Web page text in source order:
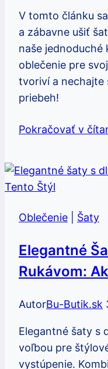
V tomto článku
a zábavne ušiť
naše
oblečenie pre
tvoriví a nechajte
priebeh!
Pokračovať v
Oblečenie Šaty
Elegantné
Rukávom:
AutorBu-Butik.sk
Elegantné šaty s
voľbou pre
vystúpenie.